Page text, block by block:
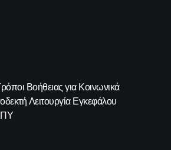
Βοήθειας για Κοινωνικά
Λειτουργία Εγκεφάλου